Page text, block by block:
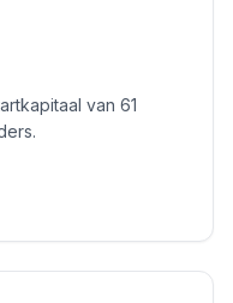
van 61